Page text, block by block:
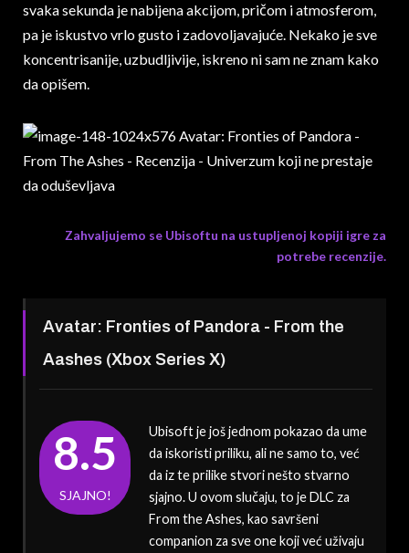
svaka sekunda je nabijena akcijom, pričom i atmosferom,
pa je iskustvo vrlo gusto i zadovoljavajuće. Nekako je sve
koncentrisanije, uzbudljivije, iskreno ni sam ne znam kako
da opišem.
Zahvaljujemo se Ubisoftu na ustupljenoj kopiji igre za
potrebe recenzije.
Avatar: Fronties of Pandora - From the
Aashes (Xbox Series X)
8.5
SJAJNO!
Ubisoft je još jednom pokazao da ume
da iskoristi priliku, ali ne samo to, već
da iz te prilike stvori nešto stvarno
sjajno. U ovom slučaju, to je DLC za
From the Ashes, kao savršeni
companion za sve one koji već uživaju